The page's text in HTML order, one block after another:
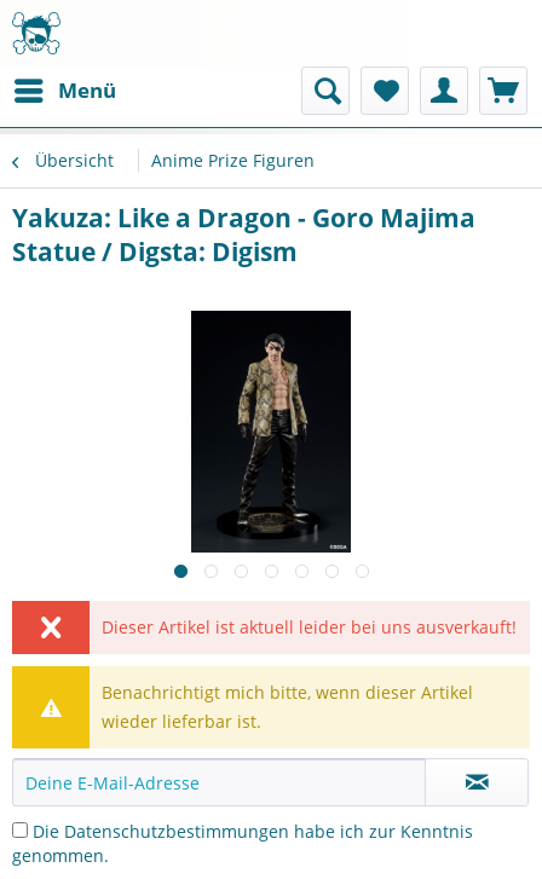
Menü
Übersicht Anime Prize Figuren
Yakuza: Like a Dragon - Goro Majima
Statue / Digsta: Digism
Dieser Artikel ist aktuell leider bei uns ausverkauft!
Benachrichtigt mich bitte, wenn dieser Artikel
wieder lieferbar ist.
Die Datenschutzbestimmungen habe ich zur Kenntnis
genommen.